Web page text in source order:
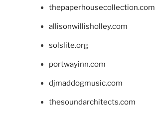
thepaperhousecollection.com
allisonwillisholley.com
solslite.org
portwayinn.com
djmaddogmusic.com
thesoundarchitects.com